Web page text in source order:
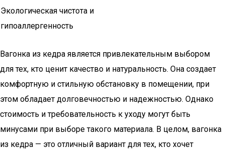
Экологическая чистота и
гипоаллергенность
Вагонка из кедра является привлекательным выбором
для тех, кто ценит качество и натуральность. Она создает
комфортную и стильную обстановку в помещении, при
этом обладает долговечностью и надежностью. Однако
стоимость и требовательность к уходу могут быть
минусами при выборе такого материала. В целом, вагонка
из кедра — это отличный вариант для тех, кто хочет